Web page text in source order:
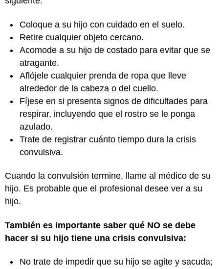
Coloque a su hijo con cuidado en el suelo.
Retire cualquier objeto cercano.
Acomode a su hijo de costado para evitar que se
atragante.
Aflójele cualquier prenda de ropa que lleve
alrededor de la cabeza o del cuello.
Fíjese en si presenta signos de dificultades para
respirar, incluyendo que el rostro se le ponga
azulado.
Trate de registrar cuánto tiempo dura la crisis
convulsiva.
Cuando la convulsión termine, llame al médico de su
hijo. Es probable que el profesional desee ver a su
hijo.
También es importante saber qué NO se debe
hacer si su hijo tiene una crisis convulsiva:
No trate de impedir que su hijo se agite y sacuda;